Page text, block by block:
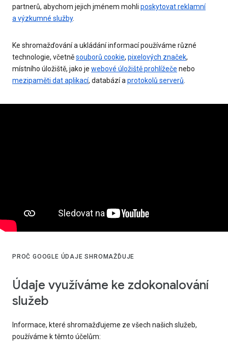
partnerů, abychom jejich jménem mohli poskytovat reklamní
a výzkumné služby.
Ke shromažďování a ukládání informací používáme různé
technologie, včetněsouborů cookie, pixelových značek,
místního úložiště, jako je webové úložiště prohlížeče nebo
mezipaměti dat aplikací, databází a protokolů serverů
PROČ GOOGLE ÚDAJE SHROMAŽĎUJE
Údaje využíváme ke zdokonalování
služeb
Informace, které shromažďujeme ze všech našich služeb,
používáme k těmto účelům: